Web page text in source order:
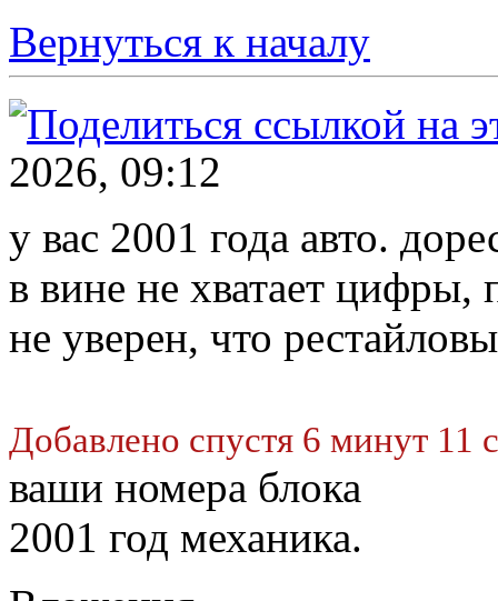
Вернуться к началу
2026, 09:12
у вас 2001 года авто.
в вине не хватает цифры,
не уверен, что
Добавлено спустя 6 минут 11
ваши номера блока
2001 год механика.